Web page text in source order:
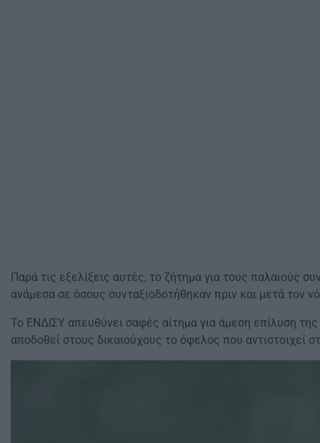
Παρά τις εξελίξεις αυτές, το ζήτημα για τους παλαιούς
ανάμεσα σε όσους συνταξιοδοτήθηκαν πριν και μετά τον
Το ΕΝΔΙΣΥ απευθύνει σαφές αίτημα για άμεση επίλυση
αποδοθεί στους δικαιούχους το όφελος που αντιστοιχεί